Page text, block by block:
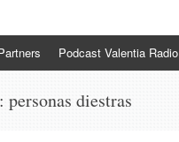
Podcast Valentia Radio
personas diestras